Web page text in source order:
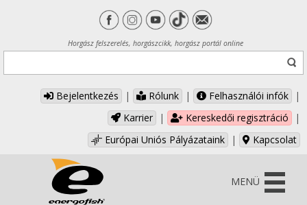
Horgász felszerelés, horgászcikk, horgász portál online
Bejelentkezés | Rólunk | Felhasználói infók
|
Karrier
| Kereskedői regisztráció
|
Európai Uniós Pályázataink
| Kapcsolat
MENÜ